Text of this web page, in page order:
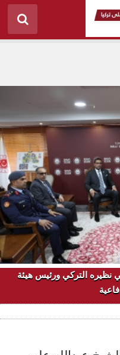
نظيره التركي ورئيس هيئة